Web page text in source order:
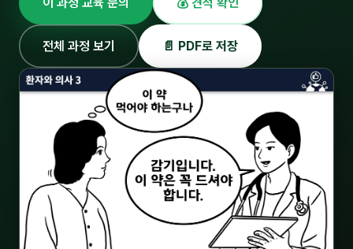
📈 마케팅 · 영업
🤝 B2B 세일즈
💼 비즈니스 스킬 13
🧭 경영전략 · 트렌드
🌏 글로벌 비즈니스
🎓 강사육성 · 교수법
🏭 산업 특화
전체 과정 보기 📄 PDF로 저장